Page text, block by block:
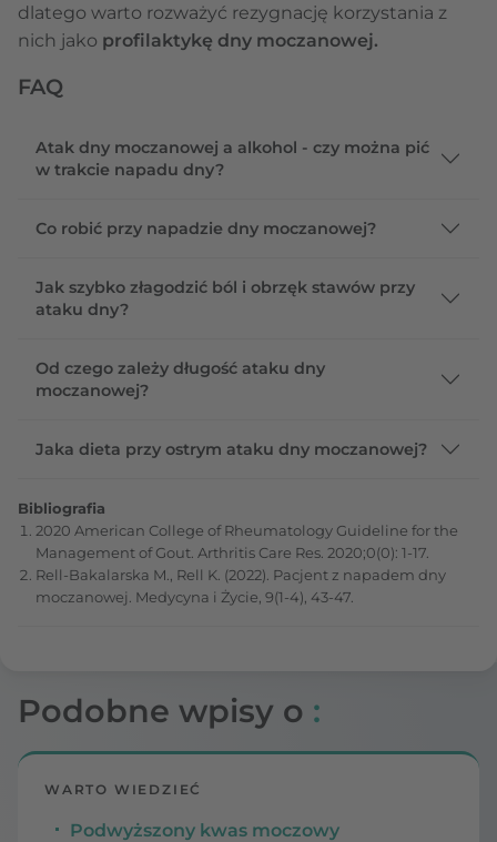
dlatego warto rozważyć rezygnację korzystania z
nich jako profilaktykę dny moczanowej.
FAQ
Atak dny moczanowej a alkohol - czy można pić
w trakcie napadu dny?
Co robić przy napadzie dny moczanowej?
Jak szybko złagodzić ból i obrzęk stawów przy
ataku dny?
Od czego zależy długość ataku dny
moczanowej?
Jaka dieta przy ostrym ataku dny moczanowej?
Bibliografia
2020 American College of Rheumatology Guideline for the
Management of Gout. Arthritis Care Res. 2020;0(0): 1-17.
Rell-Bakalarska M., Rell K. (2022). Pacjent z napadem dny
moczanowej. Medycyna i Życie, 9(1-4), 43-47.
Podobne wpisy o :
WARTO WIEDZIEĆ
Podwyższony kwas moczowy